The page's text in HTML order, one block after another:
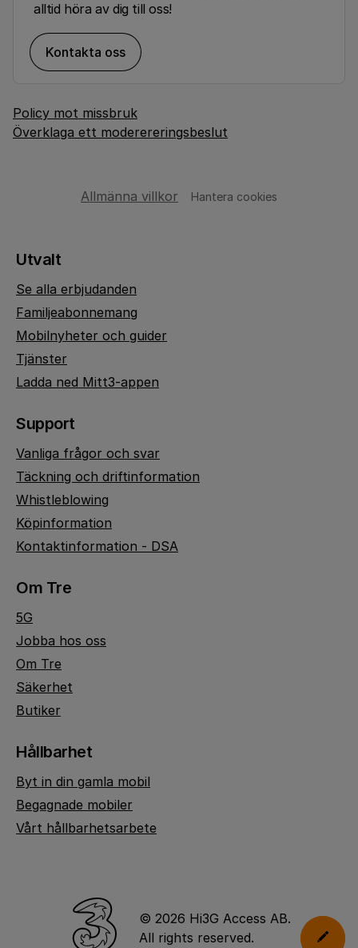
alltid höra av dig till oss!
Kontakta oss
Policy mot missbruk
Överklaga ett moderereringsbeslut
Allmänna villkor Hantera cookies
Utvalt
Se alla erbjudanden
Familjeabonnemang
Mobilnyheter och guider
Tjänster
Ladda ned Mitt3-appen
Support
Vanliga frågor och svar
Täckning och driftinformation
Whistleblowing
Köpinformation
Kontaktinformation - DSA
Om Tre
5G
Jobba hos oss
Om Tre
Säkerhet
Butiker
Hållbarhet
Byt in din gamla mobil
Begagnade mobiler
Vårt hållbarhetsarbete
© 2026 Hi3G Access AB.
All rights reserved.